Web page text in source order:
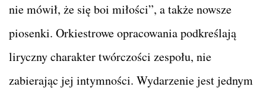
nie mówił, że się boi miłości”, a także nowsze
piosenki. Orkiestrowe opracowania podkreślają
liryczny charakter twórczości zespołu, nie
zabierając jej intymności. Wydarzenie jest jednym